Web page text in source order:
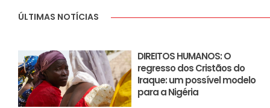
ÚLTIMAS NOTÍCIAS
DIREITOS HUMANOS: O
regresso dos Cristãos do
Iraque: um possível modelo
para a Nigéria